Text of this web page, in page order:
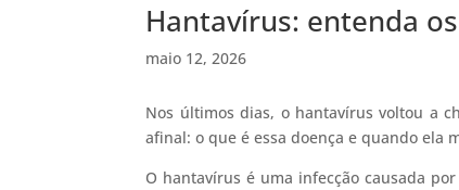
Hantavírus: entenda
maio 12, 2026
Nos últimos dias, o hantavírus voltou a
afinal: o que é essa doença e quando ela
O hantavírus é uma infecção causada